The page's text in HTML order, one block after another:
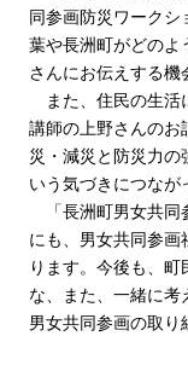
同参画防災ワークシ
葉や長洲町がどのよ
さんにお伝えする機
また、住民の生活
講師の上野さんのお
災・減災と防災力の
いう気づきにつなが
「長洲町男女共同
にも、男女共同参画
ります。今後も、
な、また、一緒に考
男女共同参画の取り